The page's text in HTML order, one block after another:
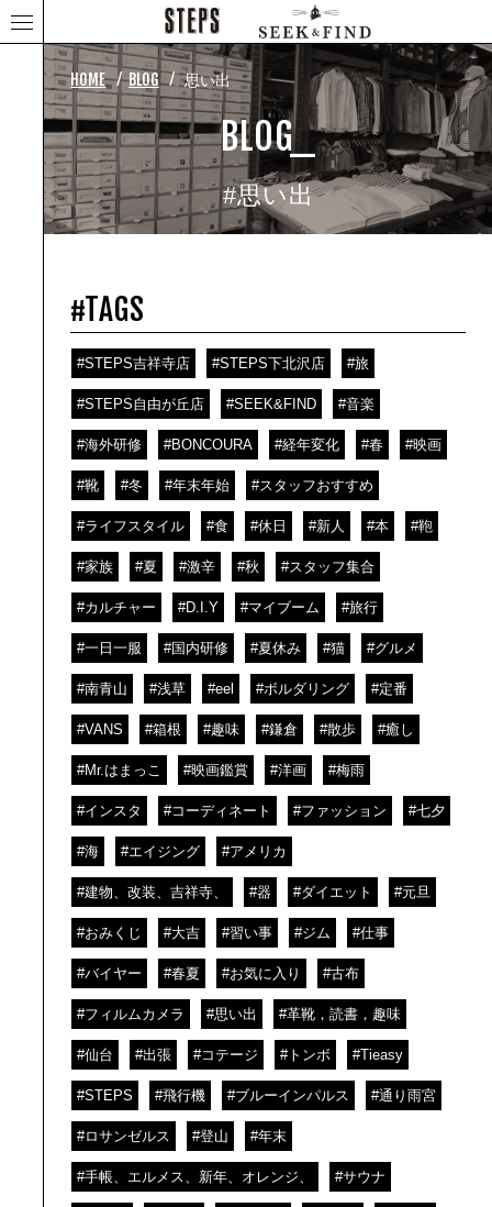
HOME ⁄ BLOG ⁄ 思い出
BLOG_
#思い出
#TAGS
#STEPS吉祥寺店 #STEPS下北沢店 #旅
#STEPS自由が丘店 #SEEK&FIND #音楽
#海外研修 #BONCOURA #経年変化 #春 #映画
#靴 #冬 #年末年始 #スタッフおすすめ
#ライフスタイル #食 #休日 #新人 #本 #鞄
#家族 #夏 #激辛 #秋 #スタッフ集合
#カルチャー #D.I.Y #マイブーム #旅行
#一日一服 #国内研修 #夏休み #猫 #グルメ
#南青山 #浅草 #eel #ボルダリング #定番
#VANS #箱根 #趣味 #鎌倉 #散歩 #癒し
#Mr.はまっこ #映画鑑賞 #洋画 #梅雨
#インスタ #コーディネート #ファッション #七夕
#海 #エイジング #アメリカ
#建物、改装、吉祥寺、 #器 #ダイエット #元旦
#おみくじ #大吉 #習い事 #ジム #仕事
#バイヤー #春夏 #お気に入り #古布
#フィルムカメラ #思い出 #革靴，読書，趣味
#仙台 #出張 #コテージ #トンボ #Tieasy
#STEPS #飛行機 #ブルーインパルス #通り雨宮
#ロサンゼルス #登山 #年末
#手帳、エルメス、新年、オレンジ、 #サウナ